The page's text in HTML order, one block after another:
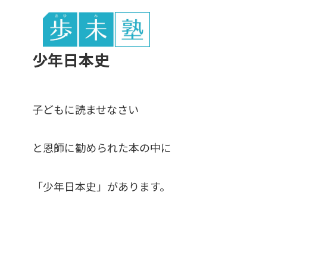
東谷中生の
少年日本史
子どもに読ませなさい
と恩師に勧められた本の中に
「少年日本史」があります。